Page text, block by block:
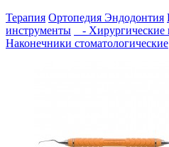
Терапия Ортопедия Эндодонтия
инструменты
- Хирургические
Наконечники стоматологические